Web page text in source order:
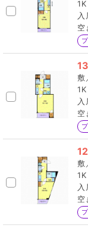
1K
空
1K
空
1K
空